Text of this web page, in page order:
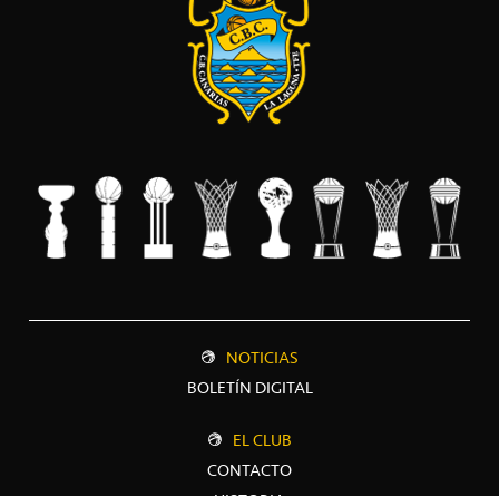
NOTICIAS
BOLETÍN DIGITAL
EL CLUB
CONTACTO